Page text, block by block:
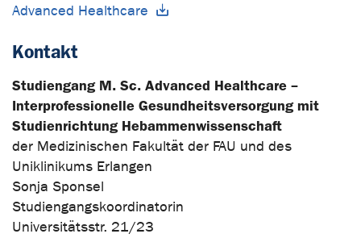
Advanced Healthcare
Kontakt
Studiengang M. Sc. Advanced Healthcare –
Interprofessionelle Gesundheitsversorgung mit
Studienrichtung Hebammenwissenschaft
der Medizinischen Fakultät der FAU und des
Uniklinikums Erlangen
Sonja Sponsel
Studiengangskoordinatorin
Universitätsstr. 21/23